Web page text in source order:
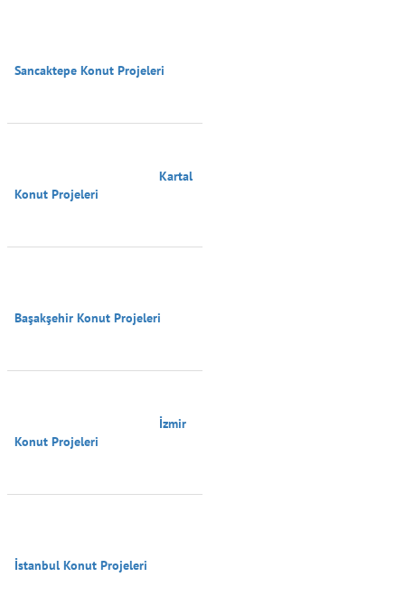
Sancaktepe Konut Projeleri
Konut Projeleri
Başakşehir Konut Projeleri
Konut Projeleri
İstanbul Konut Projeleri